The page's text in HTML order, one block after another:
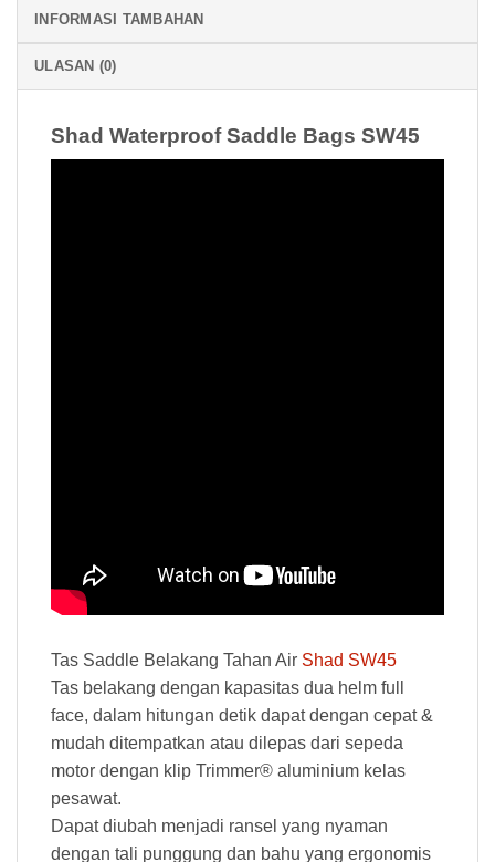
INFORMASI TAMBAHAN
ULASAN (0)
Shad Waterproof Saddle Bags SW45
Tas Saddle Belakang Tahan Air Shad SW45
Tas belakang dengan kapasitas dua helm full
face, dalam hitungan detik dapat dengan cepat &
mudah ditempatkan atau dilepas dari sepeda
motor dengan klip Trimmer® aluminium kelas
pesawat.
Dapat diubah menjadi ransel yang nyaman
dengan tali punggung dan bahu yang ergonomis